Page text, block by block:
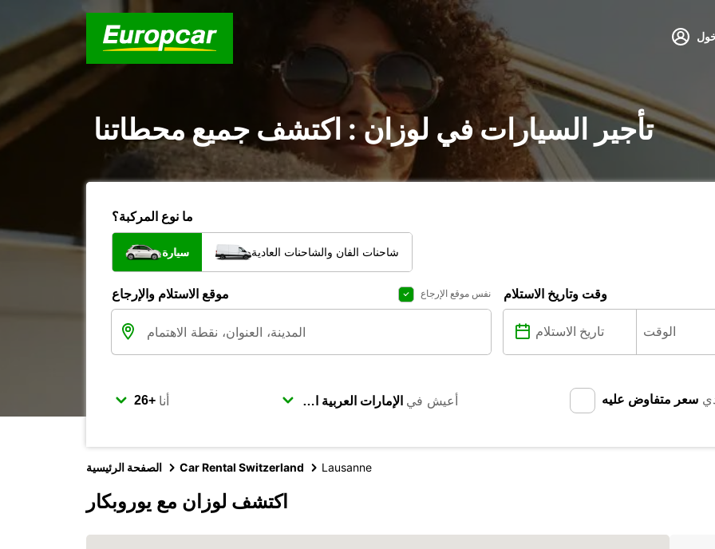
تأجير السيارات في لوزان : اكتشف جميع محطاتنا
ما نوع المركبة؟
سيارة شاحنات الفان والشاحنات العادية
موقع الاستلام والإرجاع نفس موقع الإرجاع وقت وتاريخ الاستلام
أنا أعيش في سعر متفاوض عليه
الصفحة الرئيسية Car Rental Switzerland Lausanne
اكتشف لوزان مع يوروبكار